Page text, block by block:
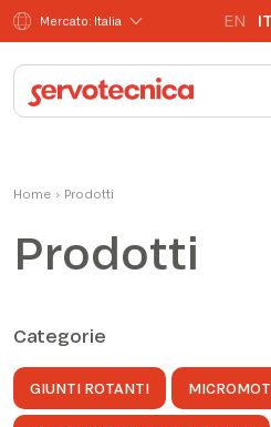
Mercato: Italia EN IT
Home › Prodotti
Prodotti
Categorie
GIUNTI ROTANTI